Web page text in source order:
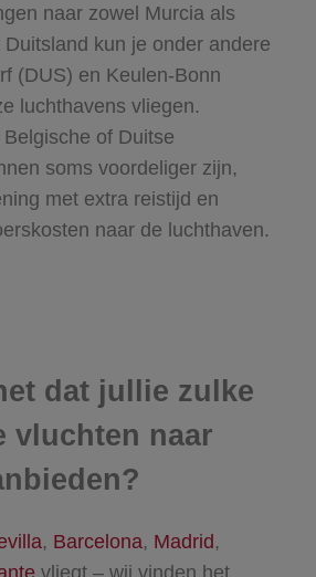
naar zowel Murcia als
kun je onder andere
(DUS) en Keulen-Bonn
luchthavens vliegen.
of Duitse
soms voordeliger zijn,
met extra reistijd en
naar de luchthaven.
dat jullie zulke
vluchten naar
, Barcelona, Madrid ,